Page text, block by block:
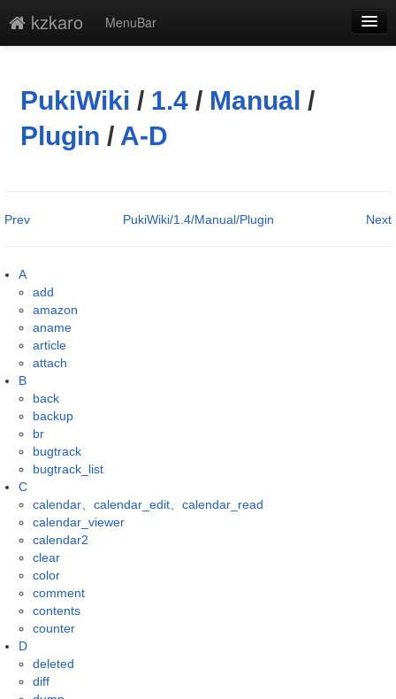
kzkaro
MenuBar
添付
凍結解除
PukiWiki / 1.4 / Manual /
Plugin / A-D
Prev Next
PukiWiki/1.4/Manual/Plugin
A
add
amazon
aname
article
attach
B
back
backup
br
bugtrack
bugtrack_list
C
calendar、calendar_edit、calendar_read
calendar_viewer
calendar2
clear
color
comment
contents
counter
D
deleted
diff